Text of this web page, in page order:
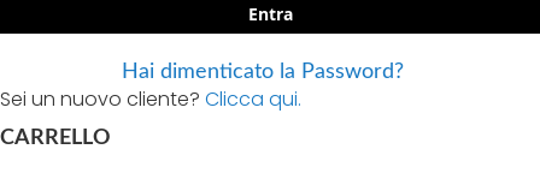
Entra
Hai dimenticato la Password?
Sei un nuovo cliente? Clicca qui.
CARRELLO